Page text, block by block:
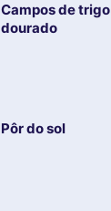
Campos de trigo
dourado
Pôr do sol